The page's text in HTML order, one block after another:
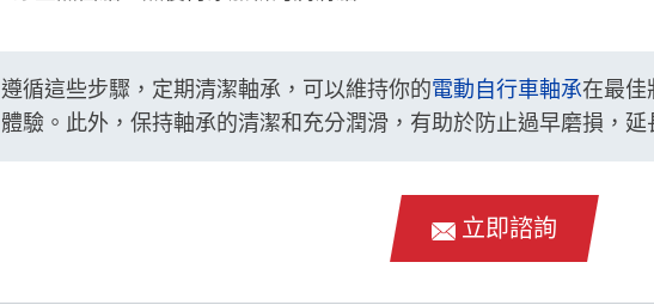
遵循這些步驟，定期清潔軸承，可以維持你的電動自行車軸承在最佳
體驗。此外，保持軸承的清潔和充分潤滑，有助於防止過早磨損，延
立即諮詢